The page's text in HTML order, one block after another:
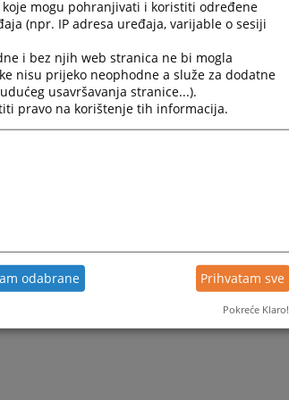
mogu pohranjivati i koristiti određene
(npr. IP adresa uređaja, varijable o sesiji
i bez njih web stranica ne bi mogla
nisu prijeko neophodne a služe za dodatne
usavršavanja stranice...).
pravo na korištenje tih informacija.
odabrane Prihvatam sve
Pokreće Klaro!